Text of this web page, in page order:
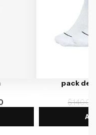
pack de
$